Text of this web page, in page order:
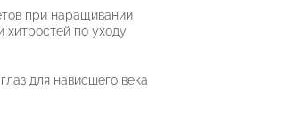
при наращивании
хитростей по уходу
для нависшего века